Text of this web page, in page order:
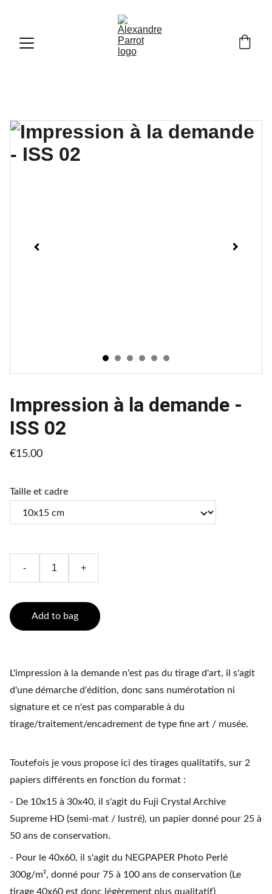
Impression à la demande -
ISS 02
€15.00
Taille et cadre
- +
Add to bag
L'impression à la demande n'est pas du tirage d'art, il s'agit
d'une démarche d'édition, donc sans numérotation ni
signature et ce n'est pas comparable à du
tirage/traitement/encadrement de type fine art / musée.
Toutefois je vous propose ici des tirages qualitatifs, sur 2
papiers différents en fonction du format :
- De 10x15 à 30x40, il s'agit du Fuji Crystal Archive
Supreme HD (semi-mat / lustré), un papier donné pour 25 à
50 ans de conservation.
- Pour le 40x60, il s'agit du NEGPAPER Photo Perlé
300g/m², donné pour 75 à 100 ans de conservation (Le
tirage 40x60 est donc légèrement plus qualitatif)